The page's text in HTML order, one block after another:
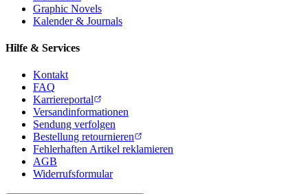
Graphic Novels
Kalender & Journals
Hilfe & Services
Kontakt
FAQ
Karriereportal
Versandinformationen
Sendung verfolgen
Bestellung retournieren
Fehlerhaften Artikel reklamieren
AGB
Widerrufsformular